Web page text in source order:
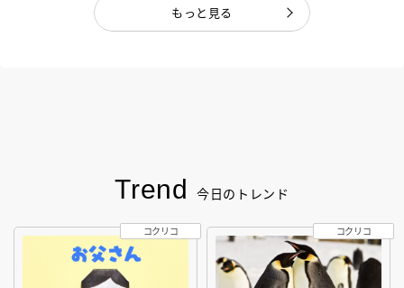
もっと見る
Trend 今日のトレンド
コクリコ コクリコ